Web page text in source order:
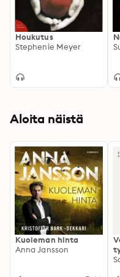
Houkutus
Stephenie Meyer
Aloita näistä
Kuoleman hinta
Anna Jansson